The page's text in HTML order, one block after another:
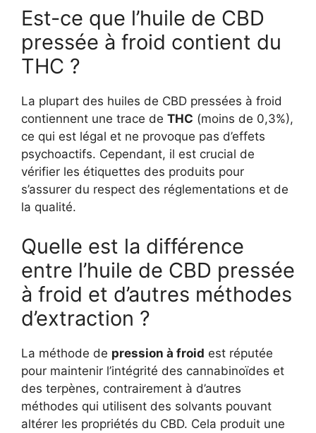
Est-ce que l’huile de CBD
pressée à froid contient du
THC ?
La plupart des huiles de CBD pressées à froid
contiennent une trace de THC (moins de 0,3%),
ce qui est légal et ne provoque pas d’effets
psychoactifs. Cependant, il est crucial de
vérifier les étiquettes des produits pour
s’assurer du respect des réglementations et de
la qualité.
Quelle est la différence
entre l’huile de CBD pressée
à froid et d’autres méthodes
d’extraction ?
La méthode de pression à froid est réputée
pour maintenir l’intégrité des cannabinoïdes et
des terpènes, contrairement à d’autres
méthodes qui utilisent des solvants pouvant
altérer les propriétés du CBD. Cela produit une